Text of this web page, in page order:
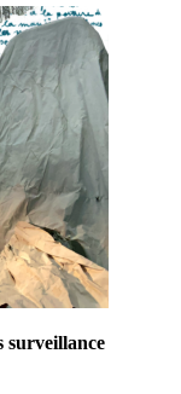
surveillance